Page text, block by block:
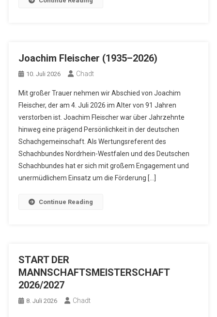
Joachim Fleischer (1935–2026)
10. Juli 2026 Chadt
Mit großer Trauer nehmen wir Abschied von Joachim
Fleischer, der am 4. Juli 2026 im Alter von 91 Jahren
verstorben ist. Joachim Fleischer war über Jahrzehnte
hinweg eine prägend Persönlichkeit in der deutschen
Schachgemeinschaft. Als Wertungsreferent des
Schachbundes Nordrhein-Westfalen und des Deutschen
Schachbundes hat er sich mit großem Engagement und
unermüdlichem Einsatz um die Förderung […]
Continue Reading
START DER
MANNSCHAFTSMEISTERSCHAFT
2026/2027
8. Juli 2026 Chadt